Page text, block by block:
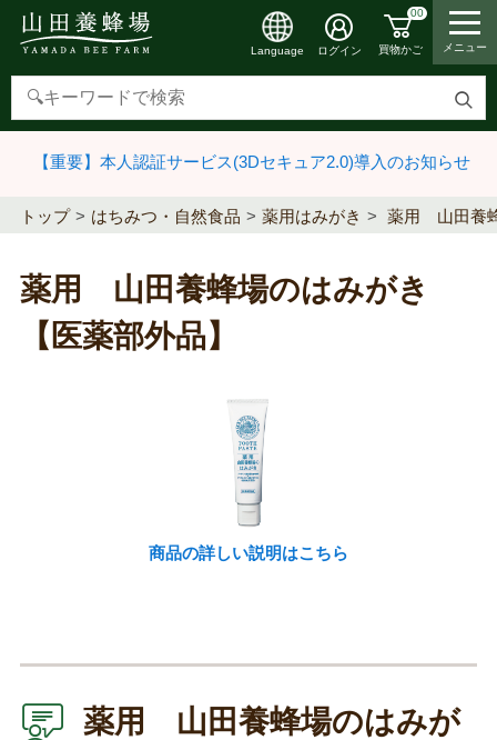
検
す
Language ログイン
00
買物かご メニュー
【重要】本人認証サービス(3Dセキュア2.0)導入のお知らせ
トップ はちみつ・自然食品 薬用はみがき 薬用 山田養
薬用 山田養蜂場のはみがき
【医薬部外品】
商品の詳しい説明はこちら
薬用 山田養蜂場のはみが